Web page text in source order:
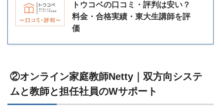
トウコベの口コミ・評判は安い？
料金・合格実績・東大生講師を評
価
②オンライン家庭教師Netty｜双方向システ
ムと教師と担任社員のWサポート